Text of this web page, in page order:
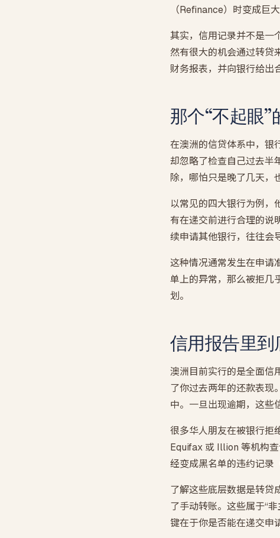
（Refinance）时变成巨
其实，信用记录并不是一
然有很大的机会通过转贷
财务报表，并向银行给出
那个“不起眼
在澳洲的信贷体系中，银
却忽略了检查自己过去半
除，哪怕只是晚了几天，
以常见的四大银行为例，
有在递交前进行合理的说
续申请其他银行，往往会
这种情况通常发生在申请
单上的异常，那么被拒几
划。
信用报告里到
澳洲目前实行的是全面信
了你过去两年的还款表现
中。一旦出现逾期，这些
很多华人朋友在被银行拒
Equifax 或 Illion 等机构
经变成黑名单的违约记录
了解这些底层数据是转贷
了手动转账。这些属于“
键在于你是否能在递交申